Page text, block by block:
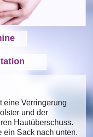
eine Verringerung
und der
Hautüberschuss.
ein Sack nach unten.